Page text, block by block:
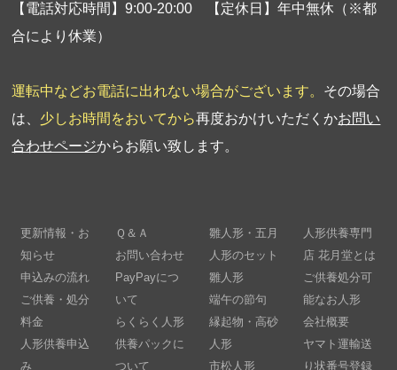
【電話対応時間】9:00-20:00 【定休日】年中無休（※都
合により休業）
運転中などお電話に出れない場合がございます。 その場合
は、 少しお時間をおいてから再度おかけいただくかお問い
合わせページからお願い致します。
更新情報・お
知らせ
申込みの流れ
ご供養・処分
料金
人形供養申込
み
Ｑ＆Ａ
お問い合わせ
PayPayにつ
いて
らくらく人形
供養パックに
ついて
雛人形・五月
人形のセット
雛人形
端午の節句
縁起物・高砂
人形
市松人形
人形供養専門
店 花月堂とは
ご供養処分可
能なお人形
会社概要
ヤマト運輸送
り状番号登録